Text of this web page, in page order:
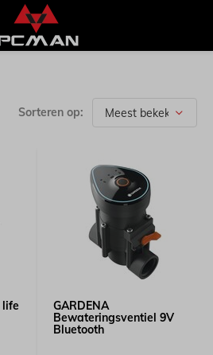
Sorteren op:
life
GARDENA
Bewateringsventiel 9V
Bluetooth